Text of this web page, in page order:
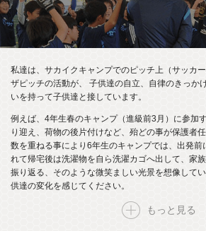
私達は、サカイクキャンプでのピッチ上（サッカ
ザピッチの活動が、 子供達の自立、自律のきっか
いを持って子供達と接しています。
例えば、4年生春のキャンプ（進級前3月）に参加
り迎え、荷物の後片付けなど、殆どの事が保護者
数を重ねる事により6年生のキャンプでは、出発前
れて帰宅後は洗濯物を自ら洗濯カゴへ出して、家
振り返る、そのような微笑ましい光景を想像して
供達の変化を感じてください。
もっと見る